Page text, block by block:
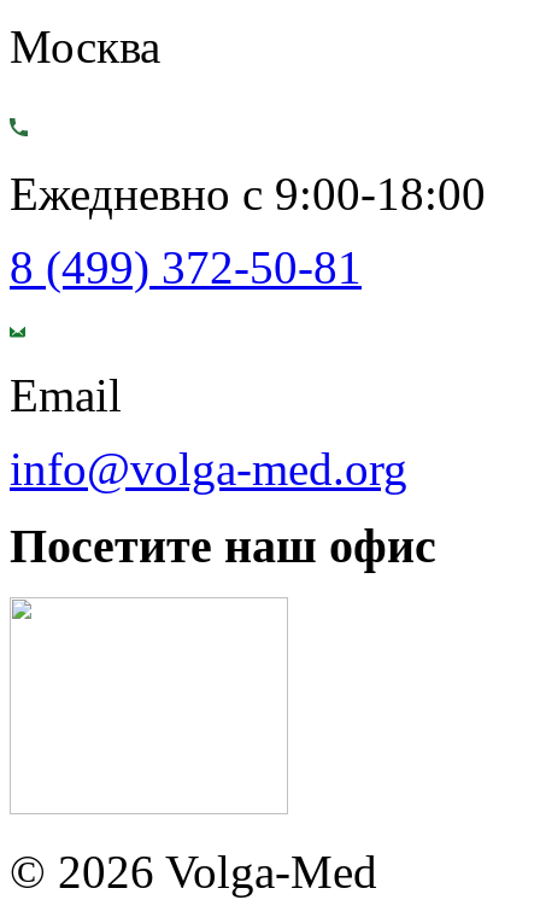
Москва
Ежедневно с 9:00-18:00
8 (499) 372-50-81
Email
info@volga-med.org
Посетите наш офис
© 2026 Volga-Med